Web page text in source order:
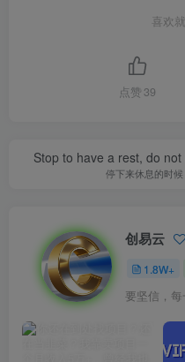
喜欢
点赞 39
Stop to have a rest, do
停下来休息的时
创易云
1.8W+
要坚信，